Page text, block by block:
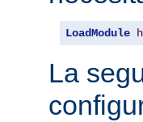
LoadModule
La